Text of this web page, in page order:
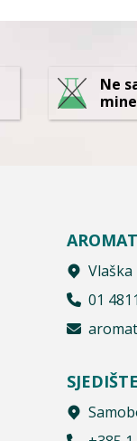
Ne
Vlaška
01